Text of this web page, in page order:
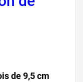
de 9,5 cm